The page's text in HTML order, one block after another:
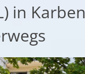
in Karben